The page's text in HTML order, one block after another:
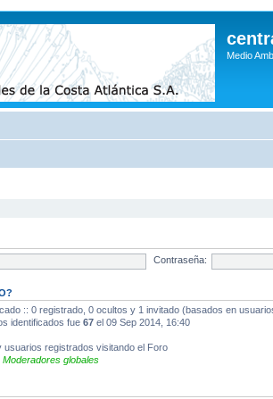
Medio
Contraseña:
:: 0 registrado, 0 ocultos y 1 invitado (basados en
identificados fue 67 el 09 Sep 2014, 16:40
registrados visitando el Foro
Moderadores globales